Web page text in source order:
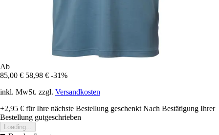
Ab
85,00 € 58,98 € -31%
inkl. MwSt. zzgl. Versandkosten
+2,95 € für Ihre nächste Bestellung geschenkt Nach Bestätigung Ihrer
Bestellung gutgeschrieben
Loading...